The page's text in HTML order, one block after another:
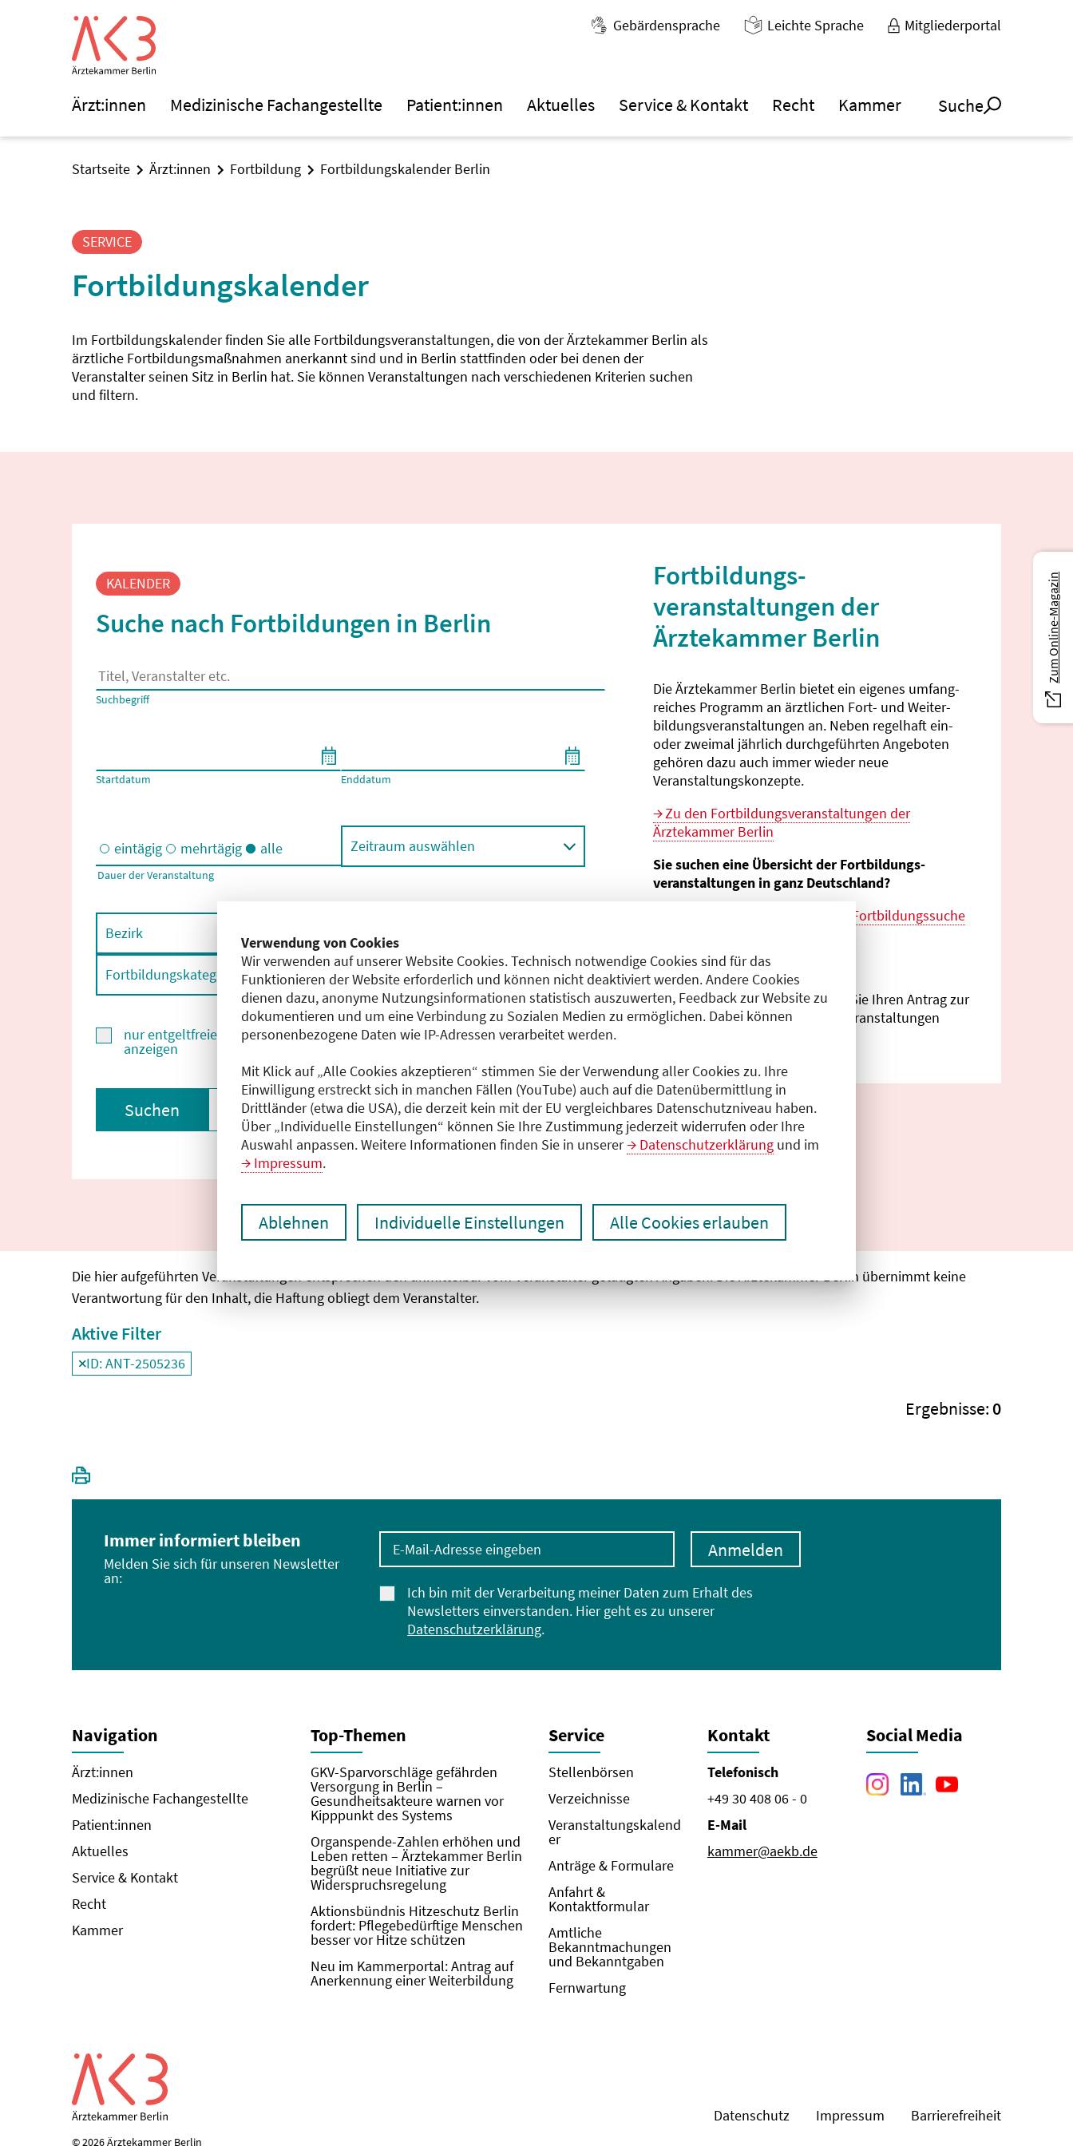
Verwendung von Cookies
Wir verwenden auf unserer Website Cookies. Technisch notwendige Cookies sind für das
Funktionieren der Website erforderlich und können nicht deaktiviert werden. Andere Cookies
dienen dazu, anonyme Nutzungsinformationen statistisch auszuwerten, Feedback zur Website zu
dokumentieren und um eine Verbindung zu Sozialen Medien zu ermöglichen. Dabei können
personenbezogene Daten wie IP-Adressen verarbeitet werden.
Mit Klick auf „Alle Cookies akzeptieren“ stimmen Sie der Verwendung aller Cookies zu. Ihre
Einwilligung erstreckt sich in manchen Fällen (YouTube) auch auf die Datenübermittlung in
Drittländer (etwa die USA), die derzeit kein mit der EU vergleichbares Datenschutzniveau haben.
Über „Individuelle Einstellungen“ können Sie Ihre Zustimmung jederzeit widerrufen oder Ihre
Auswahl anpassen. Weitere Informationen finden Sie in unserer
Datenschutzerklärung und im
Impressum.
Ablehnen Individuelle Einstellungen Alle Cookies erlauben
Gebärdensprache Leichte Sprache Mitgliederportal
Ärzt:innen Medizinische Fachangestellte Patient:innen Aktuelles Service & Kontakt Recht Kammer Suche
Startseite Ärzt:innen Fortbildung Fortbildungskalender Berlin
SERVICE
Fortbildungskalender
Im Fortbildungskalender finden Sie alle Fortbildungsveranstaltungen, die von der Ärztekammer Berlin als
ärztliche Fortbildungsmaßnahmen anerkannt sind und in Berlin stattfinden oder bei denen der
Veranstalter seinen Sitz in Berlin hat. Sie können Veranstaltungen nach verschiedenen Kriterien suchen
und filtern.
KALENDER
Suche nach Fortbildungen in Berlin
Es erscheinen Suchvorschläge, wenn mindestens 2 Zeichen eingegeben wurden.
Suchbegriff
Startdatum Enddatum
Eintägige und/oder mehrtägige Veranstaltungen
eintägig mehrtägig alle
Dauer der Veranstaltung
Zeitraum auswählen
Bezirk
Fortbildungskategorie Fachgebiet
nur entgeltfreie Fortbildungen
anzeigen
Suchen Filter zurücksetzen Ergebnisse drucken
Fortbildungs­
veranstaltungen der
Ärztekammer Berlin
Die Ärztekammer Berlin bietet ein eigenes umfang­
reiches Programm an ärztlichen Fort- und Weiter­
bildungs­veranstaltungen an. Neben regelhaft ein-
oder zweimal jährlich durch­geführten Angeboten
gehören dazu auch immer wieder neue
Veranstaltungs­konzepte.
Zu den Fortbildungs­veranstaltungen der
Ärztekammer Berlin
Sie suchen eine Übersicht der Fortbildungs­
veranstaltungen in ganz Deutschland?
bundes­weiten Fortbildungs­suche
Sie sind Veranstalter?
Im
CME-Antragsportalkönnen Sie Ihren Antrag zur
Anerkennung von Fortbildungs­veranstaltungen
Die hier aufgeführten Veranstaltungen entsprechen den unmittelbar vom Veranstalter getätigten Angaben. Die Ärztekammer Berlin übernimmt keine
Verantwortung für den Inhalt, die Haftung obliegt dem Veranstalter.
Aktive Filter
Filter
ID: ANT-2505236
deaktivieren und Suchergebnisse neu laden
Ergebnisse:0
Immer informiert bleiben
Melden Sie sich für unseren Newsletter
an:
E-Mail-Adresse eingeben
Ich bin mit der Verarbeitung meiner Daten zum Erhalt des
Newsletters einverstanden. Hier geht es zu unserer
Datenschutzerklärung.
Anmelden
Navigation
Ärzt:innen
Medizinische Fachangestellte
Patient:innen
Aktuelles
Service & Kontakt
Recht
Kammer
Top-Themen
GKV-Sparvorschläge gefährden
Versorgung in Berlin –
Gesundheitsakteure warnen vor
Kipppunkt des Systems
Organspende-Zahlen erhöhen und
Leben retten – Ärztekammer Berlin
begrüßt neue Initiative zur
Widerspruchsregelung
Aktionsbündnis Hitzeschutz Berlin
fordert: Pflegebedürftige Menschen
besser vor Hitze schützen
Neu im Kammerportal: Antrag auf
Anerkennung einer Weiterbildung
Service
Stellenbörsen
Verzeichnisse
Veranstaltungskalend
er
Anträge & Formulare
Anfahrt &
Kontaktformular
Amtliche
Bekanntmachungen
und Bekanntgaben
Fernwartung
Kontakt
Telefonisch
+49 30 408 06 - 0
E-Mail
kammer@aekb.de
Social Media
Datenschutz Impressum Barrierefreiheit
© 2026 Ärztekammer Berlin
Zum Online-Magazin